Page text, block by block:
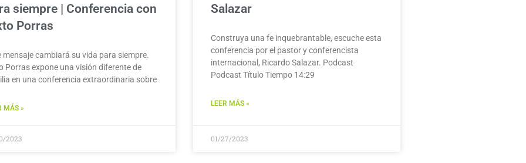
siempre | Conferencia con
Porras
mensaje cambiará su vida para siempre.
Porras expone una visión diferente de
en una conferencia extraordinaria sobre
MÁS »
2023
Salazar
Construya una fe inquebrantable, escuche esta
conferencia por el pastor y conferencista
internacional, Ricardo Salazar. Podcast
Podcast Título Tiempo 14:29
LEER MÁS »
01/27/2023